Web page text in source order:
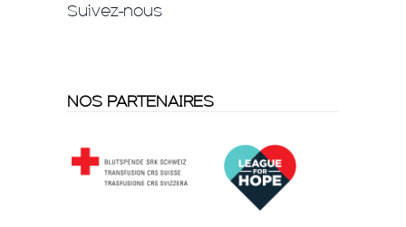
Suivez-nous
NOS PARTENAIRES